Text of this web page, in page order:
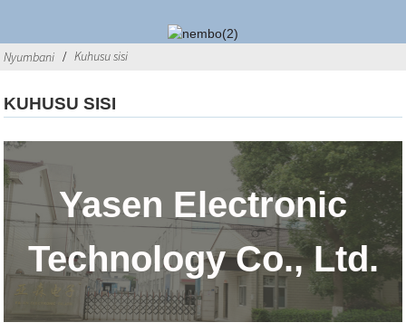
Nyumbani Kuhusu sisi
KUHUSU SISI
Yasen Electronic
Technology Co., Ltd.